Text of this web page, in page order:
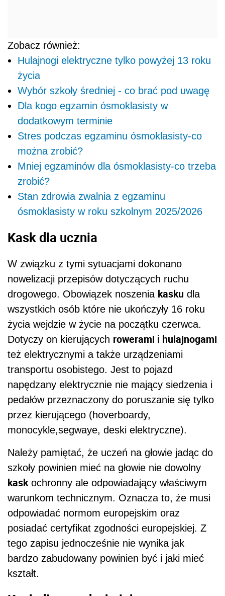
Zobacz również:
Hulajnogi elektryczne tylko powyżej 13 roku
życia
Wybór szkoły średniej - co brać pod uwagę
Dla kogo egzamin ósmoklasisty w
dodatkowym terminie
Stres podczas egzaminu ósmoklasisty-co
można zrobić?
Mniej egzaminów dla ósmoklasisty-co trzeba
zrobić?
Stan zdrowia zwalnia z egzaminu
ósmoklasisty w roku szkolnym 2025/2026
Kask dla ucznia
W związku z tymi sytuacjami dokonano
nowelizacji przepisów dotyczących ruchu
drogowego. Obowiązek noszenia kasku dla
wszystkich osób które nie ukończyły 16 roku
życia wejdzie w życie na początku czerwca.
Dotyczy on kierujących rowerami i hulajnogami
też elektrycznymi a także urządzeniami
transportu osobistego. Jest to pojazd
napędzany elektrycznie nie mający siedzenia i
pedałów przeznaczony do poruszanie się tylko
przez kierującego (hoverboardy,
monocykle,segwaye, deski elektryczne).
Należy pamiętać, że uczeń na głowie jadąc do
szkoły powinien mieć na głowie nie dowolny
kask ochronny ale odpowiadający właściwym
warunkom technicznym. Oznacza to, że musi
odpowiadać normom europejskim oraz
posiadać certyfikat zgodności europejskiej. Z
tego zapisu jednocześnie nie wynika jak
bardzo zabudowany powinien być i jaki mieć
kształt.